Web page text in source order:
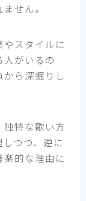
せん。
やスタイルに
がいるの
ら深掘りし
独特な歌い方
つつ、逆に
的な理由に